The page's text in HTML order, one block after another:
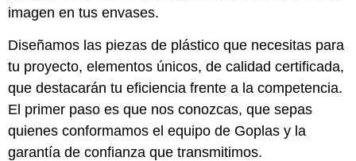
imagen en tus envases.
Diseñamos las piezas de plástico que necesitas para
tu proyecto, elementos únicos, de calidad certificada,
que destacarán tu eficiencia frente a la competencia.
El primer paso es que nos conozcas, que sepas
quienes conformamos el equipo de Goplas y la
garantía de confianza que transmitimos.